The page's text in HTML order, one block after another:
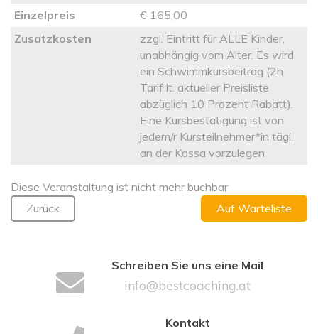
Einzelpreis
€ 165,00
Zusatzkosten
zzgl. Eintritt für ALLE Kinder,
unabhängig vom Alter. Es wird
ein Schwimmkursbeitrag (2h
Tarif lt. aktueller Preisliste
abzüglich 10 Prozent Rabatt).
Eine Kursbestätigung ist von
jedem/r Kursteilnehmer*in tägl.
an der Kassa vorzulegen
Diese Veranstaltung ist nicht mehr buchbar
Zurück
Auf Warteliste
Schreiben Sie uns eine Mail
info@bestcoaching.at
Kontakt